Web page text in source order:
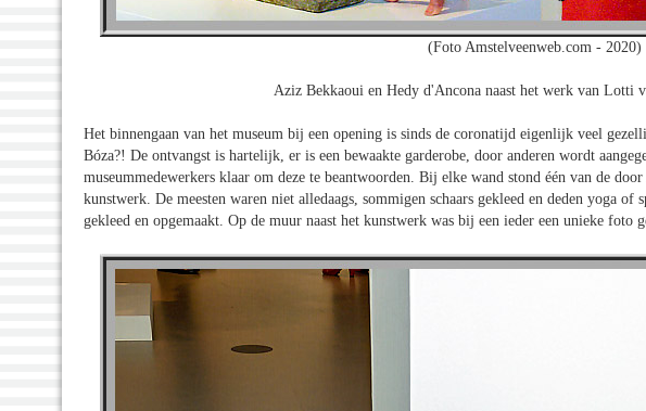
(Foto Amstelveenweb.com - 2020)
Aziz Bekkaoui en Hedy d'Ancona naast het werk van Lotti
Het binnengaan van het museum bij een opening is sinds de coronatijd eigenlijk veel
Bóza?! De ontvangst is hartelijk, er is een bewaakte garderobe, door anderen wordt
museummedewerkers klaar om deze te beantwoorden. Bij elke wand stond één van de
kunstwerk. De meesten waren niet alledaags, sommigen schaars gekleed en deden yoga
gekleed en opgemaakt. Op de muur naast het kunstwerk was bij een ieder een unieke foto